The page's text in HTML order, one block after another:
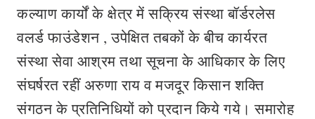
कल्याण कार्यों के क्षेत्र में सक्रिय संस्था बॉर्डरलेस
वलर्ड फाउंडेशन , उपेक्षित तबकों के बीच कार्यरत
संस्था सेवा आश्रम तथा सूचना के आधिकार के लिए
संघर्षरत रहीं अरुणा राय व मजदूर किसान शक्ति
संगठन के प्रतिनिधियों को प्रदान किये गये। समारोह